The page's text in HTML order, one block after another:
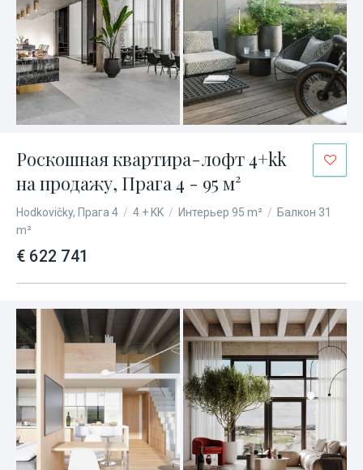
Роскошная квартира-лофт 4+kk
на продажу, Прага 4 - 95 м²
Hodkovičky, Прага 4 / 4 + KK / Интерьер 95 m² / Балкон 31
m²
€ 622 741